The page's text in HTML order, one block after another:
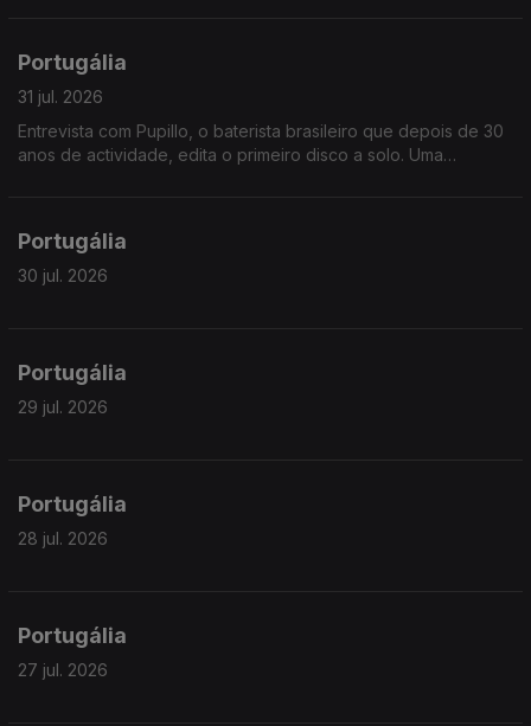
Portugália
31 jul. 2026
Entrevista com Pupillo, o baterista brasileiro que depois de 30
anos de actividade, edita o primeiro disco a solo. Uma
Portugália
30 jul. 2026
Portugália
29 jul. 2026
Portugália
28 jul. 2026
Portugália
27 jul. 2026